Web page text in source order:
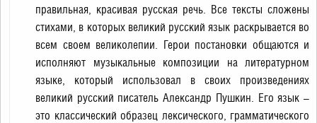
правильная, красивая русская речь. Все тексты сложены
стихами, в которых великий русский язык раскрывается во
всем своем великолепии. Герои постановки общаются и
исполняют музыкальные композиции на литературном
языке, который использовал в своих произведениях
великий русский писатель Александр Пушкин. Его язык –
это классический образец лексического, грамматического